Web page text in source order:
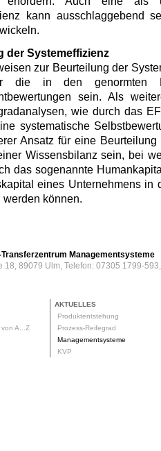
kann ausschlaggebend
der Systemeffizienz
zur Beurteilung der
die in den genormten
sein. Als
wie durch das
systematische
Ansatz für eine
Wissensbilanz sein, bei
das sogenannte
eines Unternehmens in
können.
Managementsysteme
18, 89079 Ulm, Telefon: 07305 1799-
A...Z
AKTUELLES
Produktentstehung
Prozess-Reifegrad
Managementsysteme
KVP